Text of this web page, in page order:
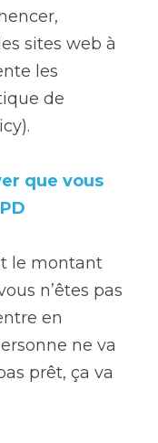
sites web à
les
de
que vous
le montant
n’êtes pas
en
ne va
prêt, ça va